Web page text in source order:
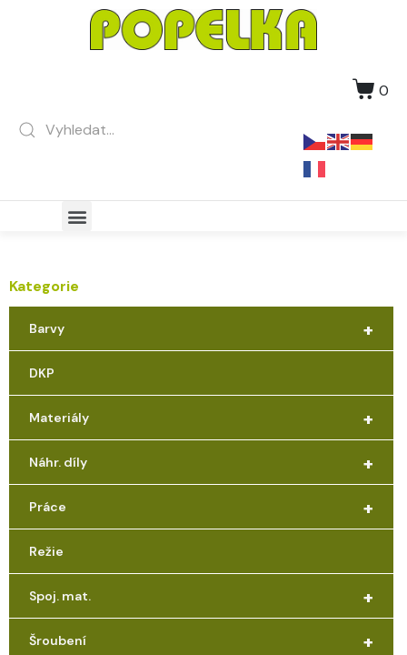
0
Kategorie
+
Barvy
DKP
+
Materiály
+
Náhr. díly
+
Práce
Režie
+
Spoj. mat.
+
Šroubení